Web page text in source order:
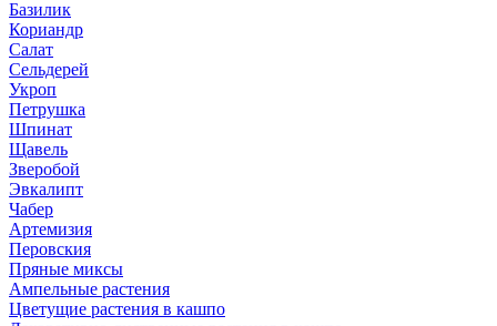
Базилик
Кориандр
Салат
Сельдерей
Укроп
Петрушка
Шпинат
Щавель
Зверобой
Эвкалипт
Чабер
Артемизия
Перовския
Пряные миксы
Ампельные растения
Цветущие растения в кашпо